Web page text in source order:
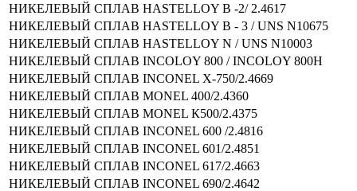
НИКЕЛЕВЫЙ СПЛАВ HASTELLOY В -2/ 2.4617
НИКЕЛЕВЫЙ СПЛАВ HASTELLOY В - 3 / UNS N10675
НИКЕЛЕВЫЙ СПЛАВ HASTELLOY N / UNS N10003
НИКЕЛЕВЫЙ СПЛАВ INCOLOY 800 / INCOLOY 800H
НИКЕЛЕВЫЙ СПЛАВ INCONEL Х-750/2.4669
НИКЕЛЕВЫЙ СПЛАВ MONEL 400/2.4360
НИКЕЛЕВЫЙ СПЛАВ MONEL К500/2.4375
НИКЕЛЕВЫЙ СПЛАВ INCONEL 600 /2.4816
НИКЕЛЕВЫЙ СПЛАВ INCONEL 601/2.4851
НИКЕЛЕВЫЙ СПЛАВ INCONEL 617/2.4663
НИКЕЛЕВЫЙ СПЛАВ INCONEL 690/2.4642